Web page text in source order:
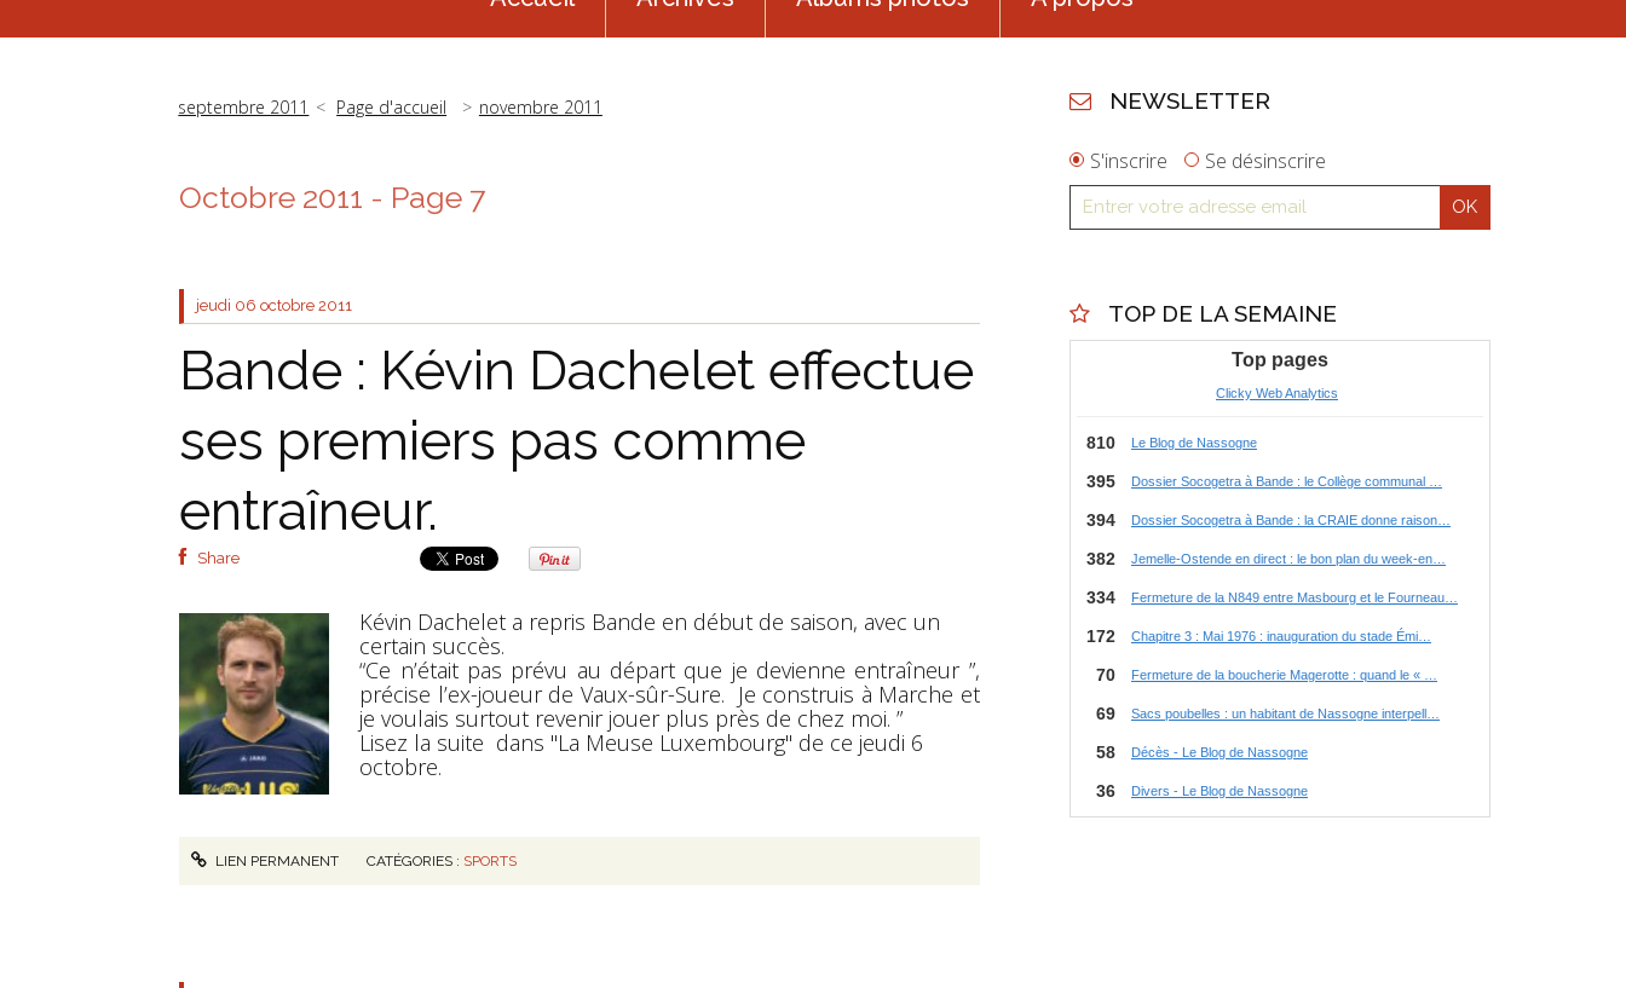
septembre 2011 Page d'accueil novembre 2011
Octobre 2011 - Page 7
jeudi 06 octobre 2011
Bande : Kévin Dachelet effectue
ses premiers pas comme
entraîneur.
Share
Kévin Dachelet a repris Bande en début de saison, avec un
certain succès.
“Ce n’était pas prévu au départ que je devienne entraîneur ”,
précise l’ex-joueur de Vaux-sûr-Sure. Je construis à Marche et
je voulais surtout revenir jouer plus près de chez moi. ”
Lisez la suite dans "La Meuse Luxembourg" de ce jeudi 6
octobre.
LIEN PERMANENT CATÉGORIES : SPORTS
NEWSLETTER
S'inscrire Se désinscrire
TOP DE LA SEMAINE